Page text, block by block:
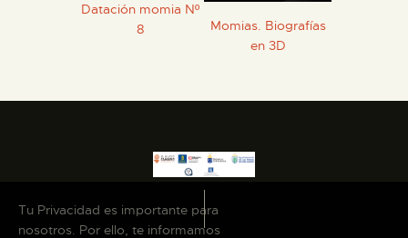
Datación momia Nº
8
Momias. Biografías
en 3D
Tu Privacidad es importante para
nosotros. Por ello, te informamos